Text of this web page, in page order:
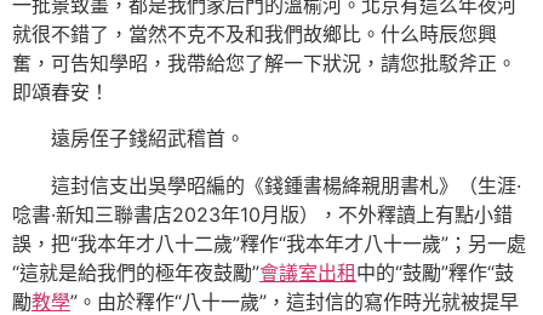
就很不錯了，當然不克不及和我們故鄉比。什么時辰您興
奮，可告知學昭，我帶給您了解一下狀況，請您批駁斧正。
即頌春安！
遠房侄子錢紹武稽首。
這封信支出吳學昭編的《錢鍾書楊絳親朋書札》（生涯·
唸書·新知三聯書店2023年10月版），不外釋讀上有點小錯
誤，把“我本年才八十二歲”釋作“我本年才八十一歲”；另一處
“這就是給我們的極年夜鼓勵”會議室出租中的“鼓勵”釋作“鼓
勵教學”。由於釋作“八十一歲”，這封信的寫作時光就被提早